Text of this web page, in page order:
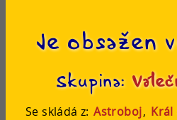
Je obsažen
Skupina:
Se skládá z: Astroboj, Král